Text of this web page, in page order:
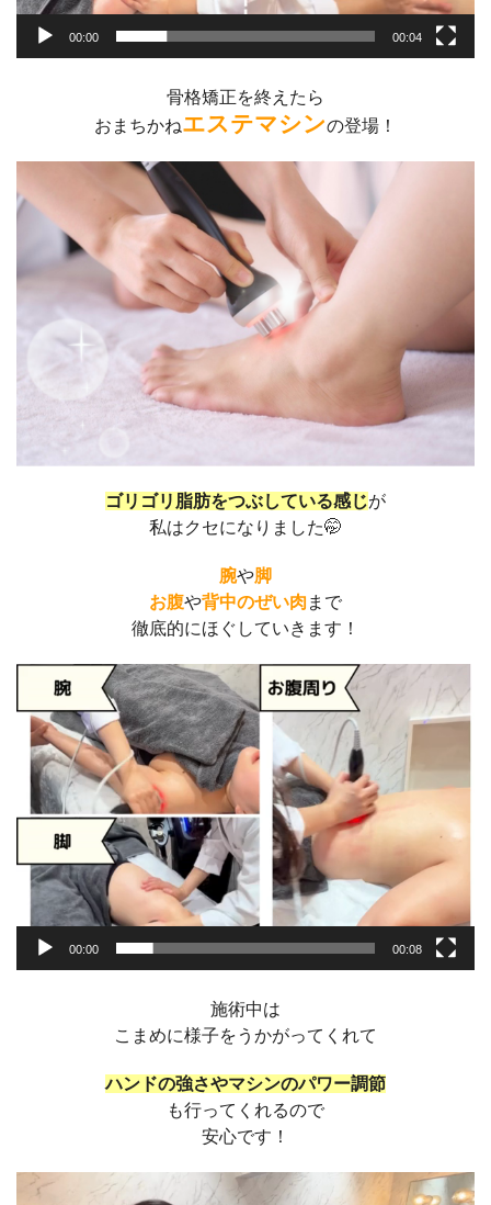
00:00 00:04
骨格矯正を終えたら
おまちかねエステマシンの登場！
ゴリゴリ脂肪をつぶしている感じが
私はクセになりました🤭
腕や脚
お腹や背中のぜい肉 まで
徹底的にほぐしていきます！
プ
レ
ー
ヤ
ー
00:00 00:08
施術中は
こまめに様子をうかがってくれて
ハンドの強さやマシンのパワー調節
も行ってくれるので
安心です！
動